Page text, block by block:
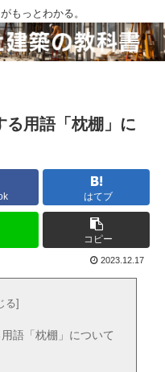
もっとわかる。
る用語「枕棚」に
はてブ
コピー
2023.12.17
語「枕棚」について